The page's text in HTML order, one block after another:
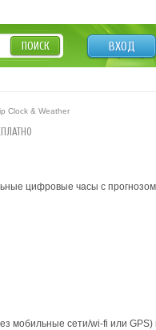
ВХОД
ПОИСК
Clock & Weather
цифровые часы с
мобильные сети/wi-fi или